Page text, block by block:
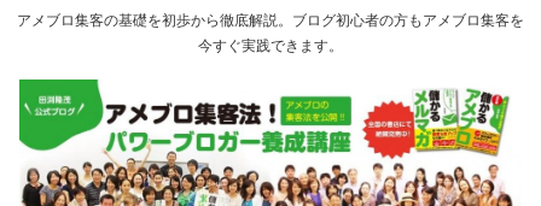
アメブロ集客の基礎を初歩から徹底解説。ブログ初心者の方もアメブロ集客を
今すぐ実践できます。